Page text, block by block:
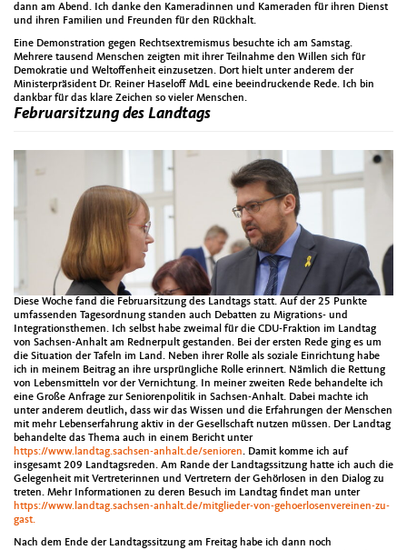
dann am Abend. Ich danke den Kameradinnen und Kameraden für ihren Dienst
und ihren Familien und Freunden für den Rückhalt.
Eine Demonstration gegen Rechtsextremismus besuchte ich am Samstag.
Mehrere tausend Menschen zeigten mit ihrer Teilnahme den Willen sich für
Demokratie und Weltoffenheit einzusetzen. Dort hielt unter anderem der
Ministerpräsident Dr. Reiner Haseloff MdL eine beeindruckende Rede. Ich bin
dankbar für das klare Zeichen so vieler Menschen.
Februarsitzung des Landtags
Diese Woche fand die Februarsitzung des Landtags statt. Auf der 25 Punkte
umfassenden Tagesordnung standen auch Debatten zu Migrations- und
Integrationsthemen. Ich selbst habe zweimal für die CDU-Fraktion im Landtag
von Sachsen-Anhalt am Rednerpult gestanden. Bei der ersten Rede ging es um
die Situation der Tafeln im Land. Neben ihrer Rolle als soziale Einrichtung habe
ich in meinem Beitrag an ihre ursprüngliche Rolle erinnert. Nämlich die Rettung
von Lebensmitteln vor der Vernichtung. In meiner zweiten Rede behandelte ich
eine Große Anfrage zur Seniorenpolitik in Sachsen-Anhalt. Dabei machte ich
unter anderem deutlich, dass wir das Wissen und die Erfahrungen der Menschen
mit mehr Lebenserfahrung aktiv in der Gesellschaft nutzen müssen. Der Landtag
behandelte das Thema auch in einem Bericht unter
https://www.landtag.sachsen-anhalt.de/senioren. Damit komme ich auf
insgesamt 209 Landtagsreden. Am Rande der Landtagssitzung hatte ich auch die
Gelegenheit mit Vertreterinnen und Vertretern der Gehörlosen in den Dialog zu
treten. Mehr Informationen zu deren Besuch im Landtag findet man unter
https://www.landtag.sachsen-anhalt.de/mitglieder-von-gehoerlosenvereinen-zu-
gast.
Nach dem Ende der Landtagssitzung am Freitag habe ich dann noch